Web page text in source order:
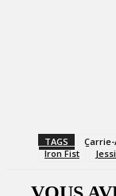
TAGS
Iron Fist